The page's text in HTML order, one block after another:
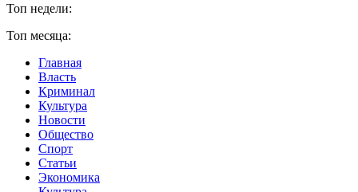
Топ недели:
Топ месяца:
Главная
Власть
Криминал
Культура
Новости
Общество
Спорт
Статьи
Экономика